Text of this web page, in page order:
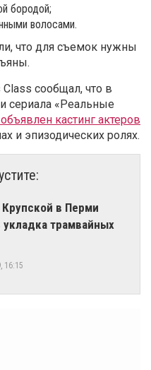
бородой;
волосами.
что для съемок нужны
сообщал, что в
сериала «Реальные
кастинг актеров
и эпизодических ролях.
в Перми
укладка трамвайных
16:15